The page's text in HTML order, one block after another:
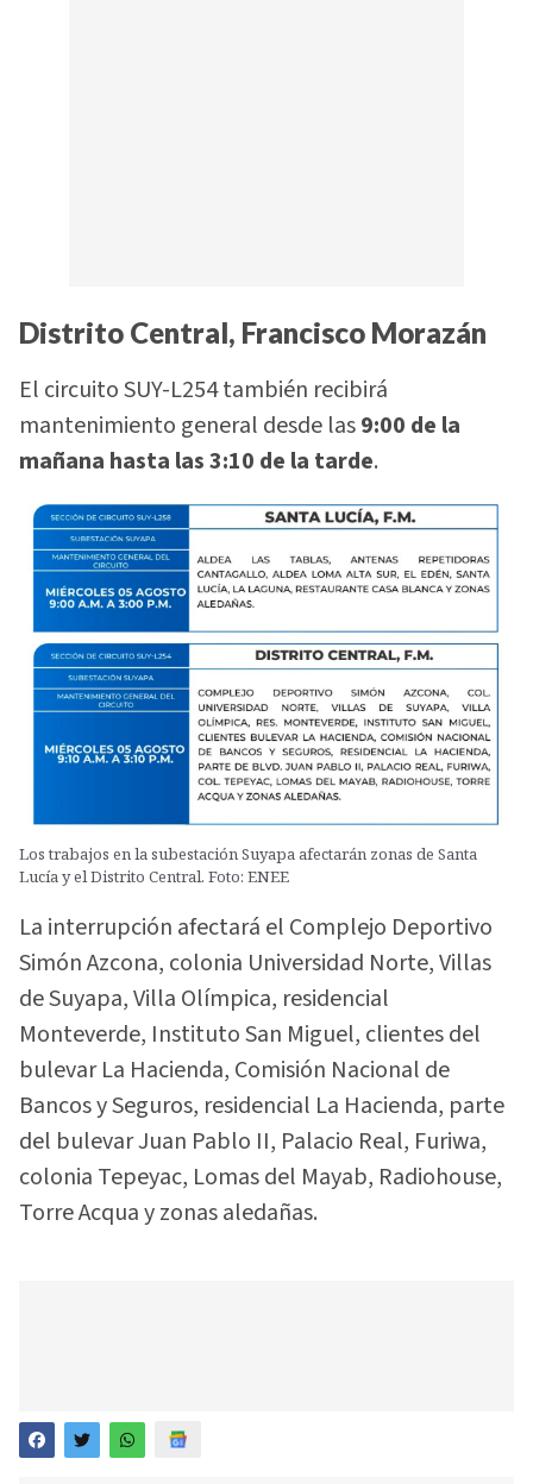
Distrito Central, Francisco Morazán
El circuito SUY-L254 también recibirá
mantenimiento general desde las9:00 de la
mañana hasta las 3:10 de la tarde.
Los trabajos en la subestación Suyapa afectarán zonas de Santa
Lucía y el Distrito Central. Foto: ENEE
La interrupción afectará el Complejo Deportivo
Simón Azcona, colonia Universidad Norte, Villas
de Suyapa, Villa Olímpica, residencial
Monteverde, Instituto San Miguel, clientes del
bulevar La Hacienda, Comisión Nacional de
Bancos y Seguros, residencial La Hacienda, parte
del bulevar Juan Pablo II, Palacio Real, Furiwa,
colonia Tepeyac, Lomas del Mayab, Radiohouse,
Torre Acqua y zonas aledañas.